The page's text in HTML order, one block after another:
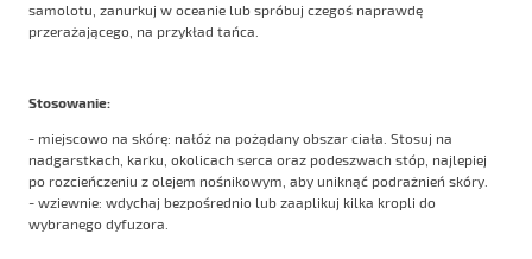
samolotu, zanurkuj w oceanie lub spróbuj czegoś naprawdę
przerażającego, na przykład tańca.
Stosowanie:
- miejscowo na skórę: nałóż na pożądany obszar ciała. Stosuj na
nadgarstkach, karku, okolicach serca oraz podeszwach stóp, najlepiej
po rozcieńczeniu z olejem nośnikowym, aby uniknąć podrażnień skóry.
- wziewnie: wdychaj bezpośrednio lub zaaplikuj kilka kropli do
wybranego dyfuzora.